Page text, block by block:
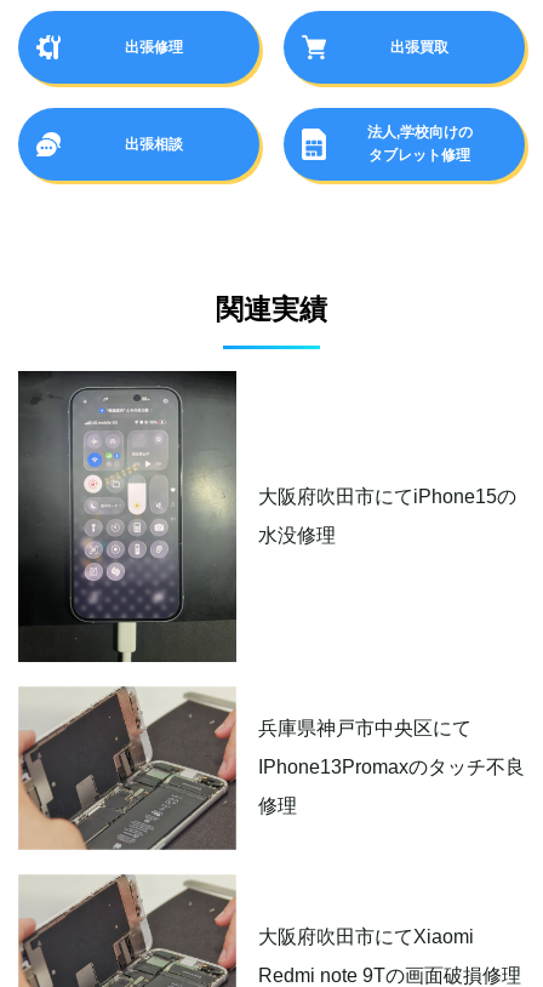
出張修理 出張買取
出張相談
法人,学校向けの
タブレット修理
関連実績
大阪府吹田市にてiPhone15の
水没修理
兵庫県神戸市中央区にて
IPhone13Promaxのタッチ不良
修理
大阪府吹田市にてXiaomi
Redmi note 9Tの画面破損修理